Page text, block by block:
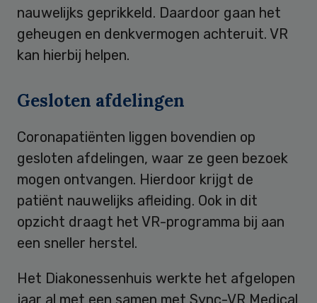
nauwelijks geprikkeld. Daardoor gaan het
geheugen en denkvermogen achteruit. VR
kan hierbij helpen.
Gesloten afdelingen
Coronapatiënten liggen bovendien op
gesloten afdelingen, waar ze geen bezoek
mogen ontvangen. Hierdoor krijgt de
patiënt nauwelijks afleiding. Ook in dit
opzicht draagt het VR-programma bij aan
een sneller herstel.
Het Diakonessenhuis werkte het afgelopen
jaar al met een samen met Sync-VR Medical